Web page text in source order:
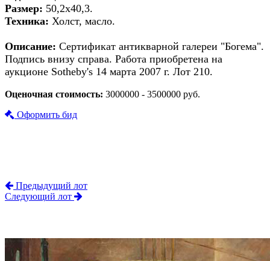
Размер: 50,2х40,3.
Техника: Холст, масло.
Описание: Сертификат антикварной галереи "Богема".
Подпись внизу справа. Работа приобретена на
аукционе Sotheby's 14 марта 2007 г. Лот 210.
Оценочная стоимость: 3000000 - 3500000 руб.
Оформить бид
Предыдущий лот
Следующий лот